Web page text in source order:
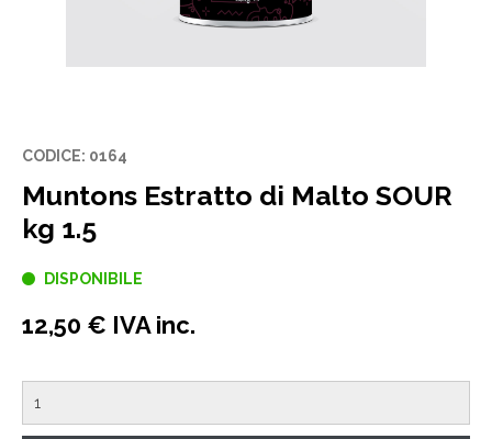
CODICE: 0164
Muntons Estratto di Malto SOUR
kg 1.5
DISPONIBILE
12,50 € IVA inc.